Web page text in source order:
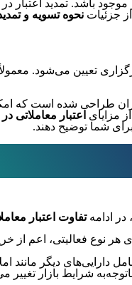
باشد. تمدید اعتبار
جزئیات نحوه تسویه و
تعیین می‌شود.
طراحی شده است که
مزایای اعتبار معاملاتی
شما توضیح دهند.
در ادامهتفاوت اعتبار
نوع فعالیتی، اعم از
دیگر مانند
شرایط بازار تغییر